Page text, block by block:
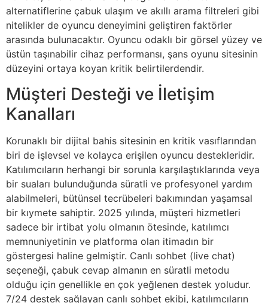
alternatiflerine çabuk ulaşım ve akıllı arama filtreleri gibi
nitelikler de oyuncu deneyimini geliştiren faktörler
arasında bulunacaktır. Oyuncu odaklı bir görsel yüzey ve
üstün taşınabilir cihaz performansı, şans oyunu sitesinin
düzeyini ortaya koyan kritik belirtilerdendir.
Müşteri Desteği ve İletişim
Kanalları
Korunaklı bir dijital bahis sitesinin en kritik vasıflarından
biri de işlevsel ve kolayca erişilen oyuncu destekleridir.
Katılımcıların herhangi bir sorunla karşılaştıklarında veya
bir suaları bulunduğunda süratli ve profesyonel yardım
alabilmeleri, bütünsel tecrübeleri bakımından yaşamsal
bir kıymete sahiptir. 2025 yılında, müşteri hizmetleri
sadece bir irtibat yolu olmanın ötesinde, katılımcı
memnuniyetinin ve platforma olan itimadın bir
göstergesi haline gelmiştir. Canlı sohbet (live chat)
seçeneği, çabuk cevap almanın en süratli metodu
olduğu için genellikle en çok yeğlenen destek yoludur.
7/24 destek sağlayan canlı sohbet ekibi, katılımcıların